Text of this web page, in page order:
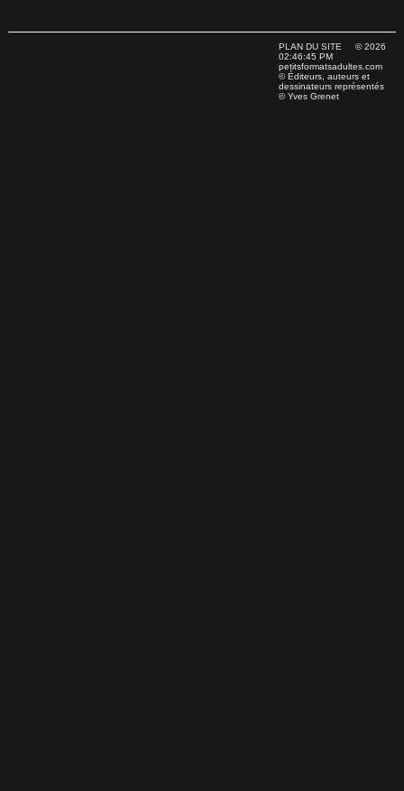
PLAN DU SITE © 2026
02:46:45 PM
petitsformatsadultes.com
© Éditeurs, auteurs et
dessinateurs représentés
© Yves Grenet